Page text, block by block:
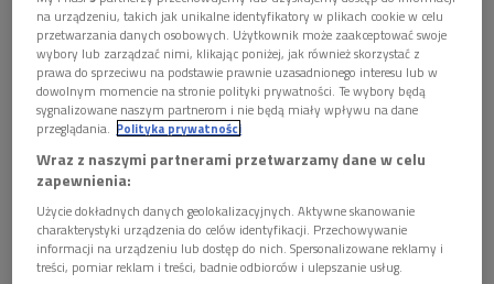
na urządzeniu, takich jak unikalne identyfikatory w plikach cookie w celu
przetwarzania danych osobowych. Użytkownik może zaakceptować swoje
wybory lub zarządzać nimi, klikając poniżej, jak również skorzystać z
prawa do sprzeciwu na podstawie prawnie uzasadnionego interesu lub w
dowolnym momencie na stronie polityki prywatności. Te wybory będą
sygnalizowane naszym partnerom i nie będą miały wpływu na dane
przeglądania. Polityka prywatności
Wraz z naszymi partnerami przetwarzamy dane w celu
zapewnienia:
Użycie dokładnych danych geolokalizacyjnych. Aktywne skanowanie
charakterystyki urządzenia do celów identyfikacji. Przechowywanie
informacji na urządzeniu lub dostęp do nich. Spersonalizowane reklamy i
treści, pomiar reklam i treści, badnie odbiorców i ulepszanie usług.